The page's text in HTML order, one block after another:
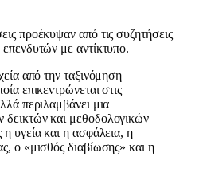
προέκυψαν από τις συζητήσεις
με αντίκτυπο.
από την ταξινόμηση
επικεντρώνεται στις
περιλαμβάνει μια
και μεθοδολογικών
υγεία και η ασφάλεια, η
ο «μισθός διαβίωσης» και η